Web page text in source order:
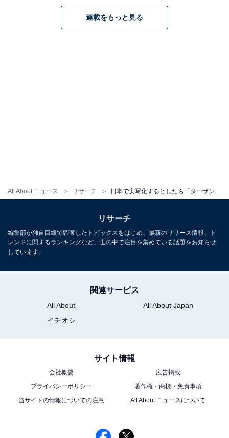
All About ニュース リサーチ
※回答者のコメントは原文ママです
日本で実写化するとしたら「野獣（美女と野
「鈴木亮平」、2位は？
連載をもっと見る
リサーチ
編集部が独自目線で調査したトピックスをはじめ、最新のリリース情報、ト
レンドに関するランキングなど、世の中で注目を集めている話題をお知らせ
しています。
関連サービス
All About
All About Japan
イチオシ
サイト情報
会社概要
広告掲載
プライバシーポリシー
著作権・商標・免責事項
当サイトの情報についての注意
All About ニュースについて